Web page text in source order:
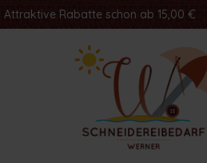
Attraktive Rabatte schon ab 15,00 €